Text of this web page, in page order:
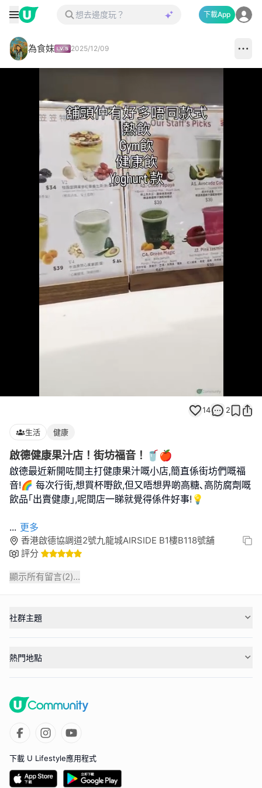
下載App
為食妹 2025/12/09
100.00%
14 2
生活 健康
啟德健康果汁店！街坊福音！🥤🍎
啟德最近新開咗間主打健康果汁嘅小店,簡直係街坊們嘅福
音!🌈 每次行街,想買杯嘢飲,但又唔想畀啲高糖､高防腐劑嘅
飲品｢出賣健康｣,呢間店一睇就覺得係件好事!💡
... 更多
香港啟德協調道2號九龍城AIRSIDE B1樓B118號舖
評分
顯示所有留言(2)...
社群主題
熱門地點
下載 U Lifestyle應用程式